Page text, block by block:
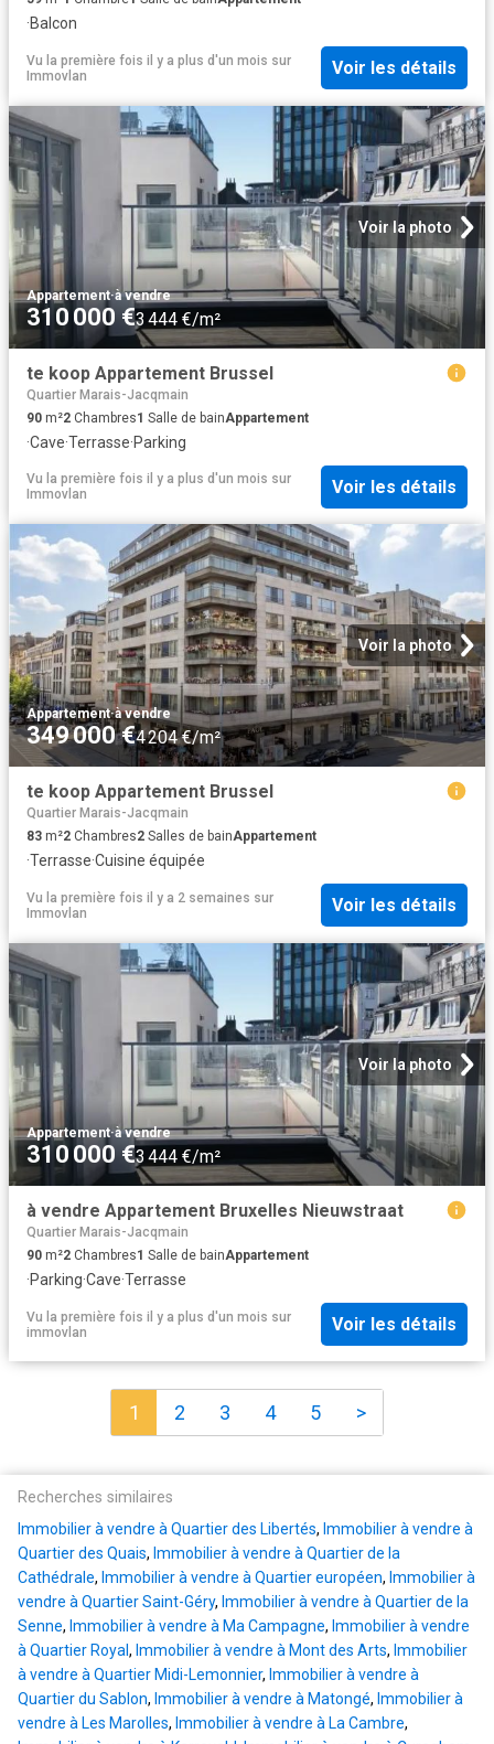
·Balcon
Vu la première fois il y a plus d'un mois sur
Immovlan
Voir les détails
Voir la photo
Appartement·à vendre
310 000 €3 444 €/m²
te koop Appartement Brussel
Quartier Marais-Jacqmain
90 m²2 Chambres1 Salle de bainAppartement
·Cave·Terrasse·Parking
Vu la première fois il y a plus d'un mois sur
Immovlan
Voir les détails
Voir la photo
Appartement·à vendre
349 000 €4 204 €/m²
te koop Appartement Brussel
Quartier Marais-Jacqmain
83 m²2 Chambres2 Salles de bainAppartement
·Terrasse·Cuisine équipée
Vu la première fois il y a 2 semaines sur
Immovlan
Voir les détails
Voir la photo
Appartement·à vendre
310 000 €3 444 €/m²
à vendre Appartement Bruxelles Nieuwstraat
Quartier Marais-Jacqmain
90 m²2 Chambres1 Salle de bainAppartement
·Parking·Cave·Terrasse
Vu la première fois il y a plus d'un mois sur
immovlan
Voir les détails
1 2 3 4 5 >
Recherches similaires
Immobilier à vendre à Quartier des Libertés, Immobilier à vendre à
Quartier des Quais, Immobilier à vendre à Quartier de la
Cathédrale, Immobilier à vendre à Quartier européen, Immobilier à
vendre à Quartier Saint-Géry, Immobilier à vendre à Quartier de la
Senne, Immobilier à vendre à Ma Campagne, Immobilier à vendre
à Quartier Royal, Immobilier à vendre à Mont des Arts, Immobilier
à vendre à Quartier Midi-Lemonnier, Immobilier à vendre à
Quartier du Sablon, Immobilier à vendre à Matongé, Immobilier à
vendre à Les Marolles, Immobilier à vendre à La Cambre,